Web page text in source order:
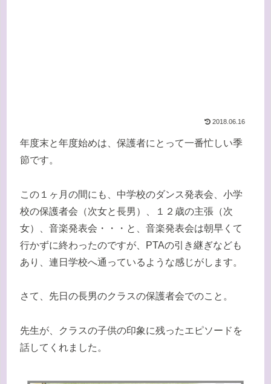
2018.06.16
年度末と年度始めは、保護者にとって一番忙しい季
節です。
この１ヶ月の間にも、中学校のダンス発表会、小学
校の保護者会（次女と長男）、１２歳の主張（次
女）、音楽発表会・・・と、音楽発表会は朝早くて
行かずに終わったのですが、PTAの引き継ぎなども
あり、連日学校へ通っているような感じがします。
さて、先日の長男のクラスの保護者会でのこと。
先生が、クラスの子供の印象に残ったエピソードを
話してくれました。